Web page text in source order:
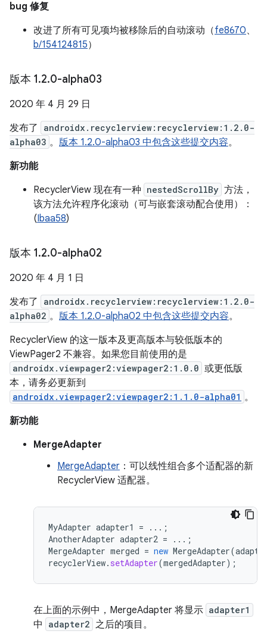
bug 修复
改进了所有可见项均被移除后的自动滚动（fe8670、
b/154124815）
版本 1.2.0-alpha03
2020 年 4 月 29 日
发布了
androidx.recyclerview:recyclerview:1.2.0-
alpha03 。 版本 1.2.0-alpha03 中包含这些提交内容。
新功能
RecyclerView 现在有一种 nestedScrollBy 方法，
该方法允许程序化滚动（可与嵌套滚动配合使用）：
(Ibaa58)
版本 1.2.0-alpha02
2020 年 4 月 1 日
发布了
androidx.recyclerview:recyclerview:1.2.0-
alpha02 。 版本 1.2.0-alpha02 中包含这些提交内容。
RecyclerView 的这一版本及更高版本与较低版本的
ViewPager2 不兼容。如果您目前使用的是
androidx.viewpager2:viewpager2:1.0.0 或更低版
本，请务必更新到
androidx.viewpager2:viewpager2:1.1.0-alpha01 。
新功能
MergeAdapter
MergeAdapter ：可以线性组合多个适配器的新
RecyclerView 适配器。
MyAdapter adapter1 =
...;
AnotherAdapter adapter2 =
...;
MergeAdapter merged = new MergeAdapter(
recyclerView. setAdapter(mergedAdapter);
在上面的示例中，MergeAdapter 将显示 adapter1
中 adapter2 之后的项目。